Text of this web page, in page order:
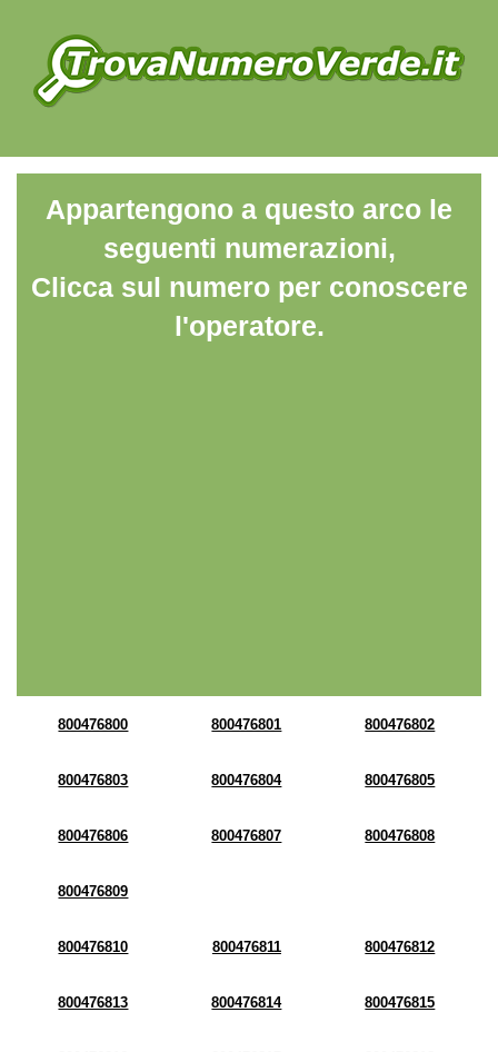
Appartengono a questo arco le
seguenti numerazioni,
Clicca sul numero per conoscere
l'operatore.
800476800 800476801 800476802
800476803 800476804 800476805
800476806 800476807 800476808
800476809
800476810 800476811 800476812
800476813 800476814 800476815